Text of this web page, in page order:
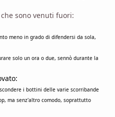
sono venuti fuori:
meno in grado di difendersi da sola,
solo un ora o due, sennò durante la
i bottini delle varie scorribande
ma senz'altro comodo, soprattutto